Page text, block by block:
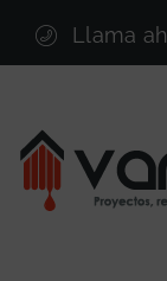
contenido
Llama